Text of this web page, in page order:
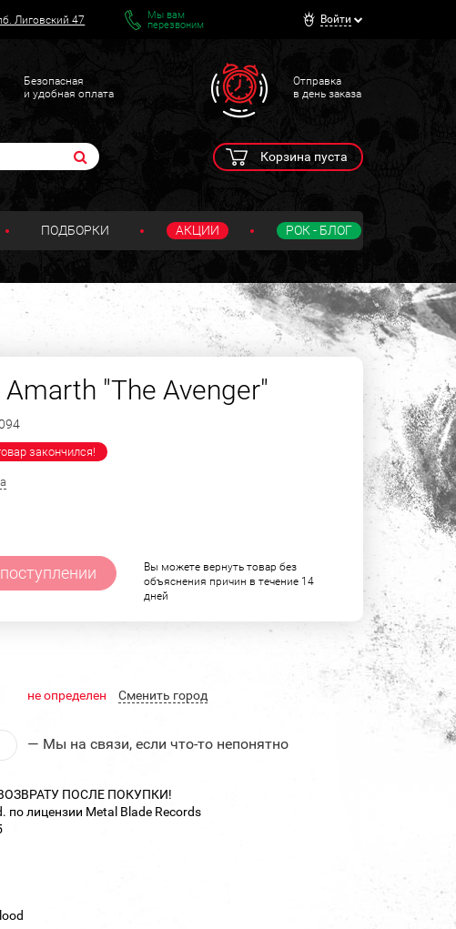
Лиговский 47
Мы вам
перезвоним
Войти
Безопасная
и удобная оплата
Отправка
в день заказа
Корзина пуста
ПОДБОРКИ АКЦИИ РОК - БЛОГ
"The Avenger"
закончился!
Вы можете вернуть товар без
объяснения причин в течение 14
дней
не определен Cменить город
— Мы на связи, если что-то непонятно
ПОСЛЕ ПОКУПКИ!
по лицензии Metal Blade Records